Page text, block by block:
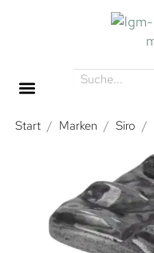
Start / Marken / Siro /